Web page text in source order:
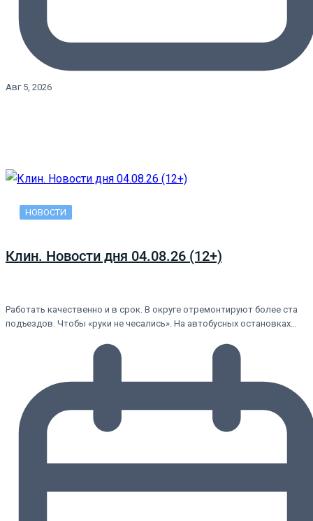
Авг 5, 2026
НОВОСТИ
Клин. Новости дня 04.08.26 (12+)
Работать качественно и в срок. В округе отремонтируют более ста
подъездов. Чтобы «руки не чесались». На автобусных остановках…